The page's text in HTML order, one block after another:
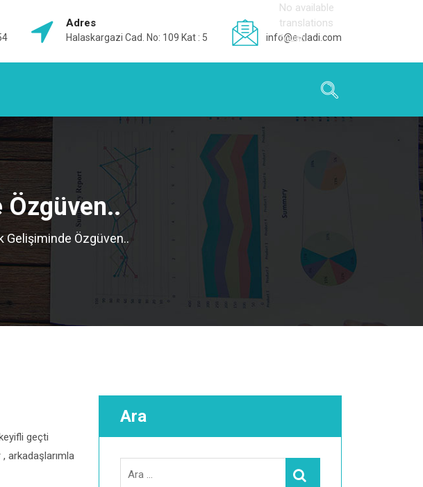
Adres
Halaskargazi Cad. No: 109 Kat : 5 info@e-dadi.com
Gelişiminde Özgüven..
geçti
arkadaşlarımla
Ara
Ara
No available
translations
found